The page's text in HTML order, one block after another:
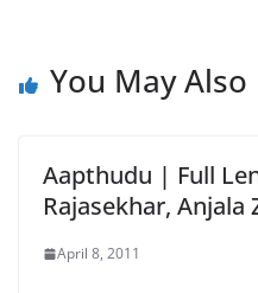
You May Also
Aapthudu | Full
Rajasekhar, Anjala
April 8, 2011